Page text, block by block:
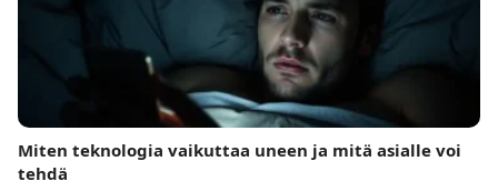
Miten teknologia vaikuttaa uneen ja mitä asialle voi
tehdä